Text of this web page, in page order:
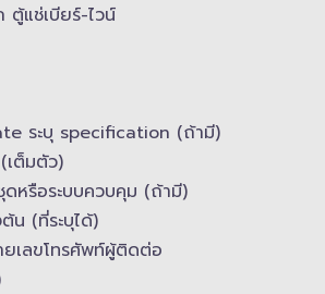
ตู้แช่เบียร์-ไวน์
ระบุ specification (ถ้ามี)
เต็มตัว)
หรือระบบควบคุม (ถ้ามี)​
น (ที่ระบุได้)
เลขโทรศัพท์​ผู้ติดต่อ